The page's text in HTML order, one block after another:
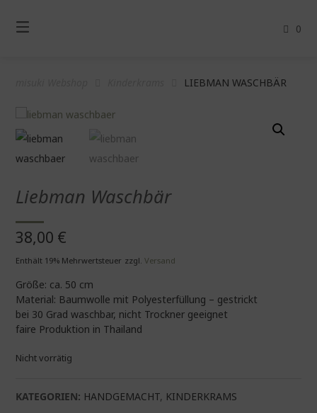
zum
Inhalt
0
LIEBMAN WASCHBÄR
Liebman Waschbär
38,00 €
Enthält 19% Mehrwertsteuer zzgl.Versand
Größe: ca. 50 cm
Material: Baumwolle mit Polyesterfüllung – gestrickt
bei 30 Grad waschbar, nicht Trockner geeignet
faire Produktion in Thailand
Nicht vorrätig
KATEGORIEN: HANDGEMACHT, KINDERKRAMS